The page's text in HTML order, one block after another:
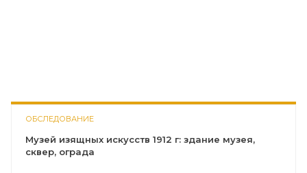
ОБСЛЕДОВАНИЕ
Музей изящных искусств 1912 г: здание музея,
сквер, ограда